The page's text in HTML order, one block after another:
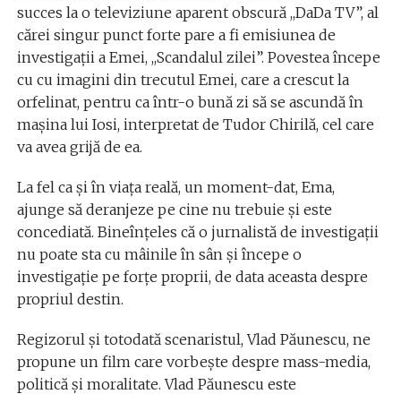
succes la o televiziune aparent obscură ,,DaDa TV”, al
cărei singur punct forte pare a fi emisiunea de
investigații a Emei, ,,Scandalul zilei”. Povestea începe
cu cu imagini din trecutul Emei, care a crescut la
orfelinat, pentru ca într-o bună zi să se ascundă în
mașina lui Iosi, interpretat de Tudor Chirilă, cel care
va avea grijă de ea.
La fel ca şi în viaţa reală, un moment-dat, Ema,
ajunge să deranjeze pe cine nu trebuie și este
concediată. Bineînțeles că o jurnalistă de investigaţii
nu poate sta cu mâinile în sân şi începe o
investigaţie pe forţe proprii, de data aceasta despre
propriul destin.
Regizorul şi totodată scenaristul, Vlad Păunescu, ne
propune un film care vorbește despre mass-media,
politică și moralitate. Vlad Păunescu este